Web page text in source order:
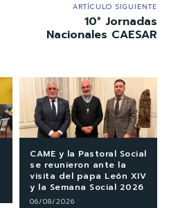
ARTÍCULO SIGUIENTE
10° Jornadas
Nacionales CAESAR
CAME y la Pastoral Social
se reunieron ante la
visita del papa León XIV
y la Semana Social 2026
06/08/2026